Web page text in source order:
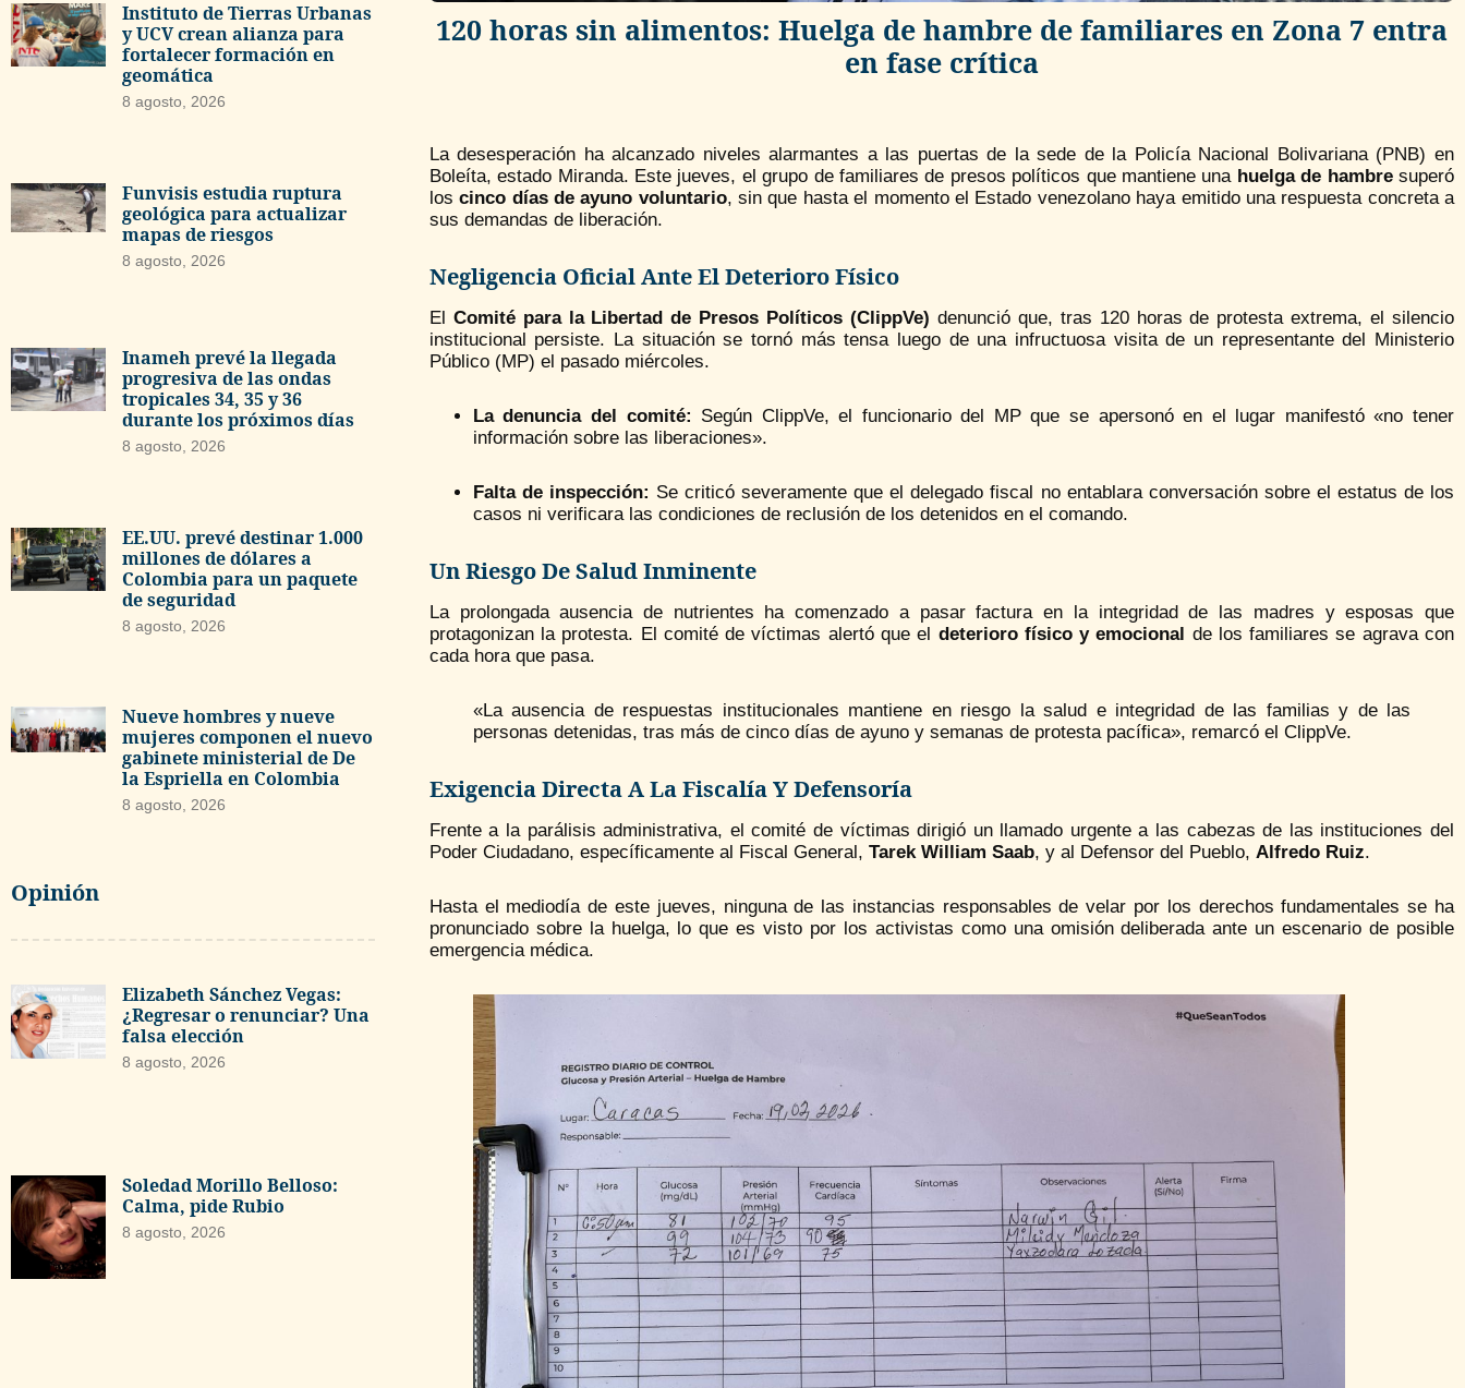
Instituto de Tierras Urbanas
y UCV crean alianza para
fortalecer formación en
geomática
8 agosto, 2026
Funvisis estudia ruptura
geológica para actualizar
mapas de riesgos
8 agosto, 2026
Inameh prevé la llegada
progresiva de las ondas
tropicales 34, 35 y 36
durante los próximos días
8 agosto, 2026
EE.UU. prevé destinar 1.000
millones de dólares a
Colombia para un paquete
de seguridad
8 agosto, 2026
Nueve hombres y nueve
mujeres componen el nuevo
gabinete ministerial de De
la Espriella en Colombia
8 agosto, 2026
Opinión
Elizabeth Sánchez Vegas:
¿Regresar o renunciar? Una
falsa elección
8 agosto, 2026
Soledad Morillo Belloso:
Calma, pide Rubio
8 agosto, 2026
120 horas sin alimentos: Huelga de hambre de familiares en Zona 7 entra
en fase crítica
La desesperación ha alcanzado niveles alarmantes a las puertas de la sede de la Policía Nacional Bolivariana (PNB) en
Boleíta, estado Miranda. Este jueves, el grupo de familiares de presos políticos que mantiene una huelga de hambresuperó
loscinco días de ayuno voluntario, sin que hasta el momento el Estado venezolano haya emitido una respuesta concreta a
sus demandas de liberación.
Negligencia Oficial Ante El Deterioro Físico
El Comité para la Libertad de Presos Políticos (ClippVe) denunció que, tras 120 horas de protesta extrema, el silencio
institucional persiste. La situación se tornó más tensa luego de una infructuosa visita de un representante del Ministerio
Público (MP) el pasado miércoles.
La denuncia del comité: Según ClippVe, el funcionario del MP que se apersonó en el lugar manifestó «no tener
información sobre las liberaciones».
Falta de inspección: Se criticó severamente que el delegado fiscal no entablara conversación sobre el estatus de los
casos ni verificara las condiciones de reclusión de los detenidos en el comando.
Un Riesgo De Salud Inminente
La prolongada ausencia de nutrientes ha comenzado a pasar factura en la integridad de las madres y esposas que
protagonizan la protesta. El comité de víctimas alertó que el deterioro físico y emocional de los familiares se agrava con
cada hora que pasa.
«La ausencia de respuestas institucionales mantiene en riesgo la salud e integridad de las familias y de las
personas detenidas, tras más de cinco días de ayuno y semanas de protesta pacífica», remarcó el ClippVe.
Exigencia Directa A La Fiscalía Y Defensoría
Frente a la parálisis administrativa, el comité de víctimas dirigió un llamado urgente a las cabezas de las instituciones del
Poder Ciudadano, específicamente al Fiscal General, Tarek William Saab, y al Defensor del Pueblo, Alfredo Ruiz.
Hasta el mediodía de este jueves, ninguna de las instancias responsables de velar por los derechos fundamentales se ha
pronunciado sobre la huelga, lo que es visto por los activistas como una omisión deliberada ante un escenario de posible
emergencia médica.